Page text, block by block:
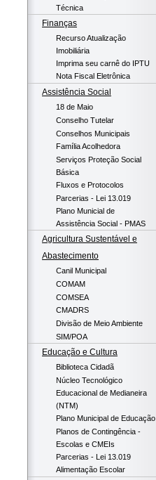
Técnica
Finanças
Recurso Atualização
Imobiliária
Imprima seu carnê do IPTU
Nota Fiscal Eletrônica
Assistência Social
18 de Maio
Conselho Tutelar
Conselhos Municipais
Família Acolhedora
Serviços Proteção Social
Básica
Fluxos e Protocolos
Parcerias - Lei 13.019
Plano Municial de
Assistência Social - PMAS
Agricultura Sustentável e
Abastecimento
Canil Municipal
COMAM
COMSEA
CMADRS
Divisão de Meio Ambiente
SIM/POA
Educação e Cultura
Biblioteca Cidadã
Núcleo Tecnológico
Educacional de Medianeira
(NTM)
Plano Municipal de Educação
Planos de Contingência -
Escolas e CMEIs
Parcerias - Lei 13.019
Alimentação Escolar